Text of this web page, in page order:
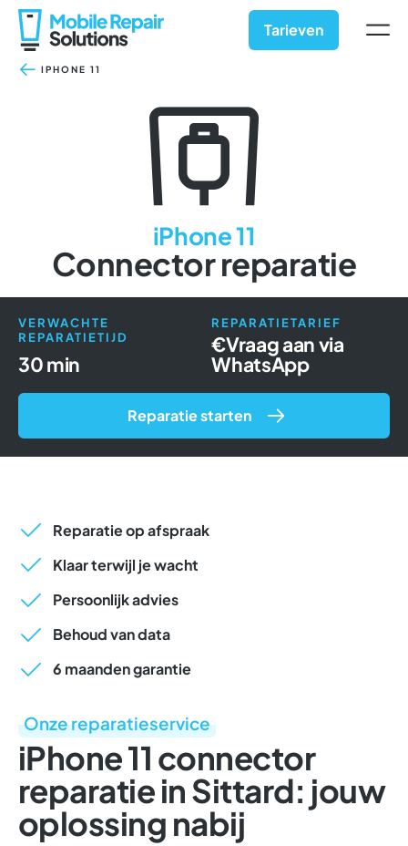
naar
inhoud
Tarieven
IPHONE 11
iPhone 11
Connector reparatie
REPARATIETARIEF
€Vraag aan via
WhatsApp
VERWACHTE
REPARATIETIJD
30 min
Reparatie starten
Reparatie op afspraak
Klaar terwijl je wacht
Persoonlijk advies
Behoud van data
6 maanden garantie
Onze reparatieservice
iPhone 11 connector
reparatie in Sittard: jouw
oplossing nabij